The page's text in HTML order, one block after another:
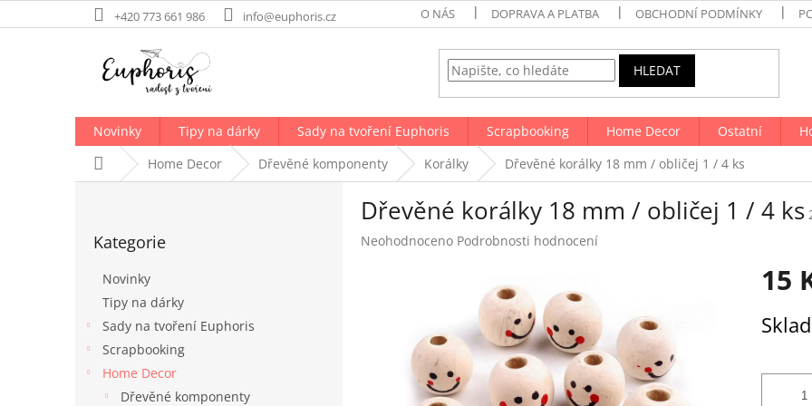
na
+420 773 661 986 info@euphoris.cz O NÁS DOPRAVA A PLATBA OBCHODNÍ PODMÍNKY
HLEDAT
Novinky Tipy na dárky Sady na tvoření Euphoris Scrapbooking Home Decor Ostatní
Domů Home Decor Dřevěné komponenty Korálky Dřevěné korálky 18 mm / obličej 1 / 4 ks
kategorie
Kategorie
Novinky
Tipy na dárky
Sady na tvoření Euphoris
Scrapbooking
Home Decor
Dřevěné komponenty
Dřevěné korálky 18 mm / obličej 1 / 4 ks
Průměrné
hvězdiček.
Neohodnoceno Podrobnosti hodnocení
15
cena: